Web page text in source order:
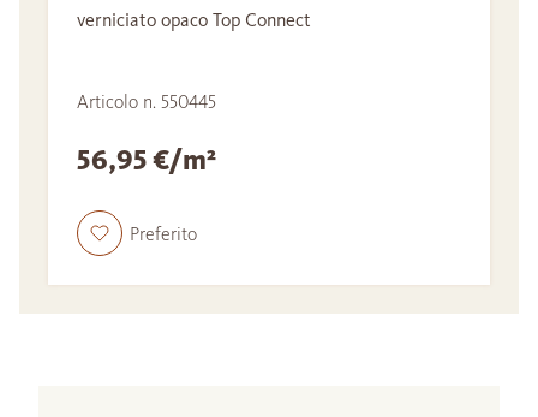
verniciato opaco Top Connect
Articolo n. 550445
56,95 €/m²
Preferito